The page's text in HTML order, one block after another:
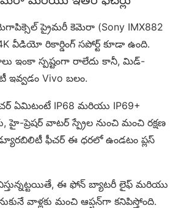
ప్రైమరీ కెమెరా (Sony IMX882
వీడియో రికార్డింగ్ సపోర్ట్ కూడా ఉంది.
ఇంకా స్పష్టంగా రాలేదు కానీ, మిడ్-
Vivo బలం.
ఏమిటంటే IP68 మరియు IP69+
హై-ప్రెషర్ వాటర్ స్ప్రేల నుంచి మంచి రక్షణ
ఫీచర్ ఈ ధరలో ఉండటం ప్లస్
ఈ ఫోన్ బ్యాటరీ లైఫ్ మరియు
వాళ్లకు మంచి ఆప్షన్‌గా కనిపిస్తోంది.